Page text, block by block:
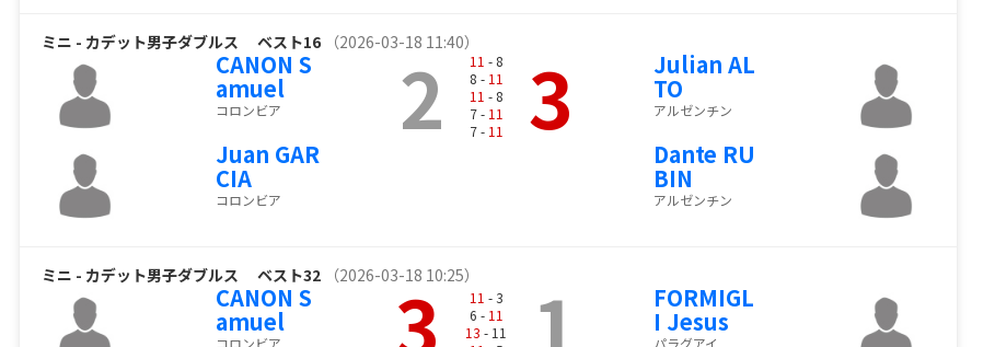
ミニ - カデット男子ダブルス ベスト16 （2026-03-18 11:40）
CANON S
amuel
コロンビア
Juan GAR
CIA
コロンビア
2 11 - 8
8 - 11
11 - 8
7 - 11
7 - 11 3 Julian AL
TO
アルゼンチン
Dante RU
BIN
アルゼンチン
ミニ - カデット男子ダブルス ベスト32 （2026-03-18 10:25）
CANON S
amuel 3 11 - 3
6 - 11
13 - 11
1 FORMIGL
I Jesus